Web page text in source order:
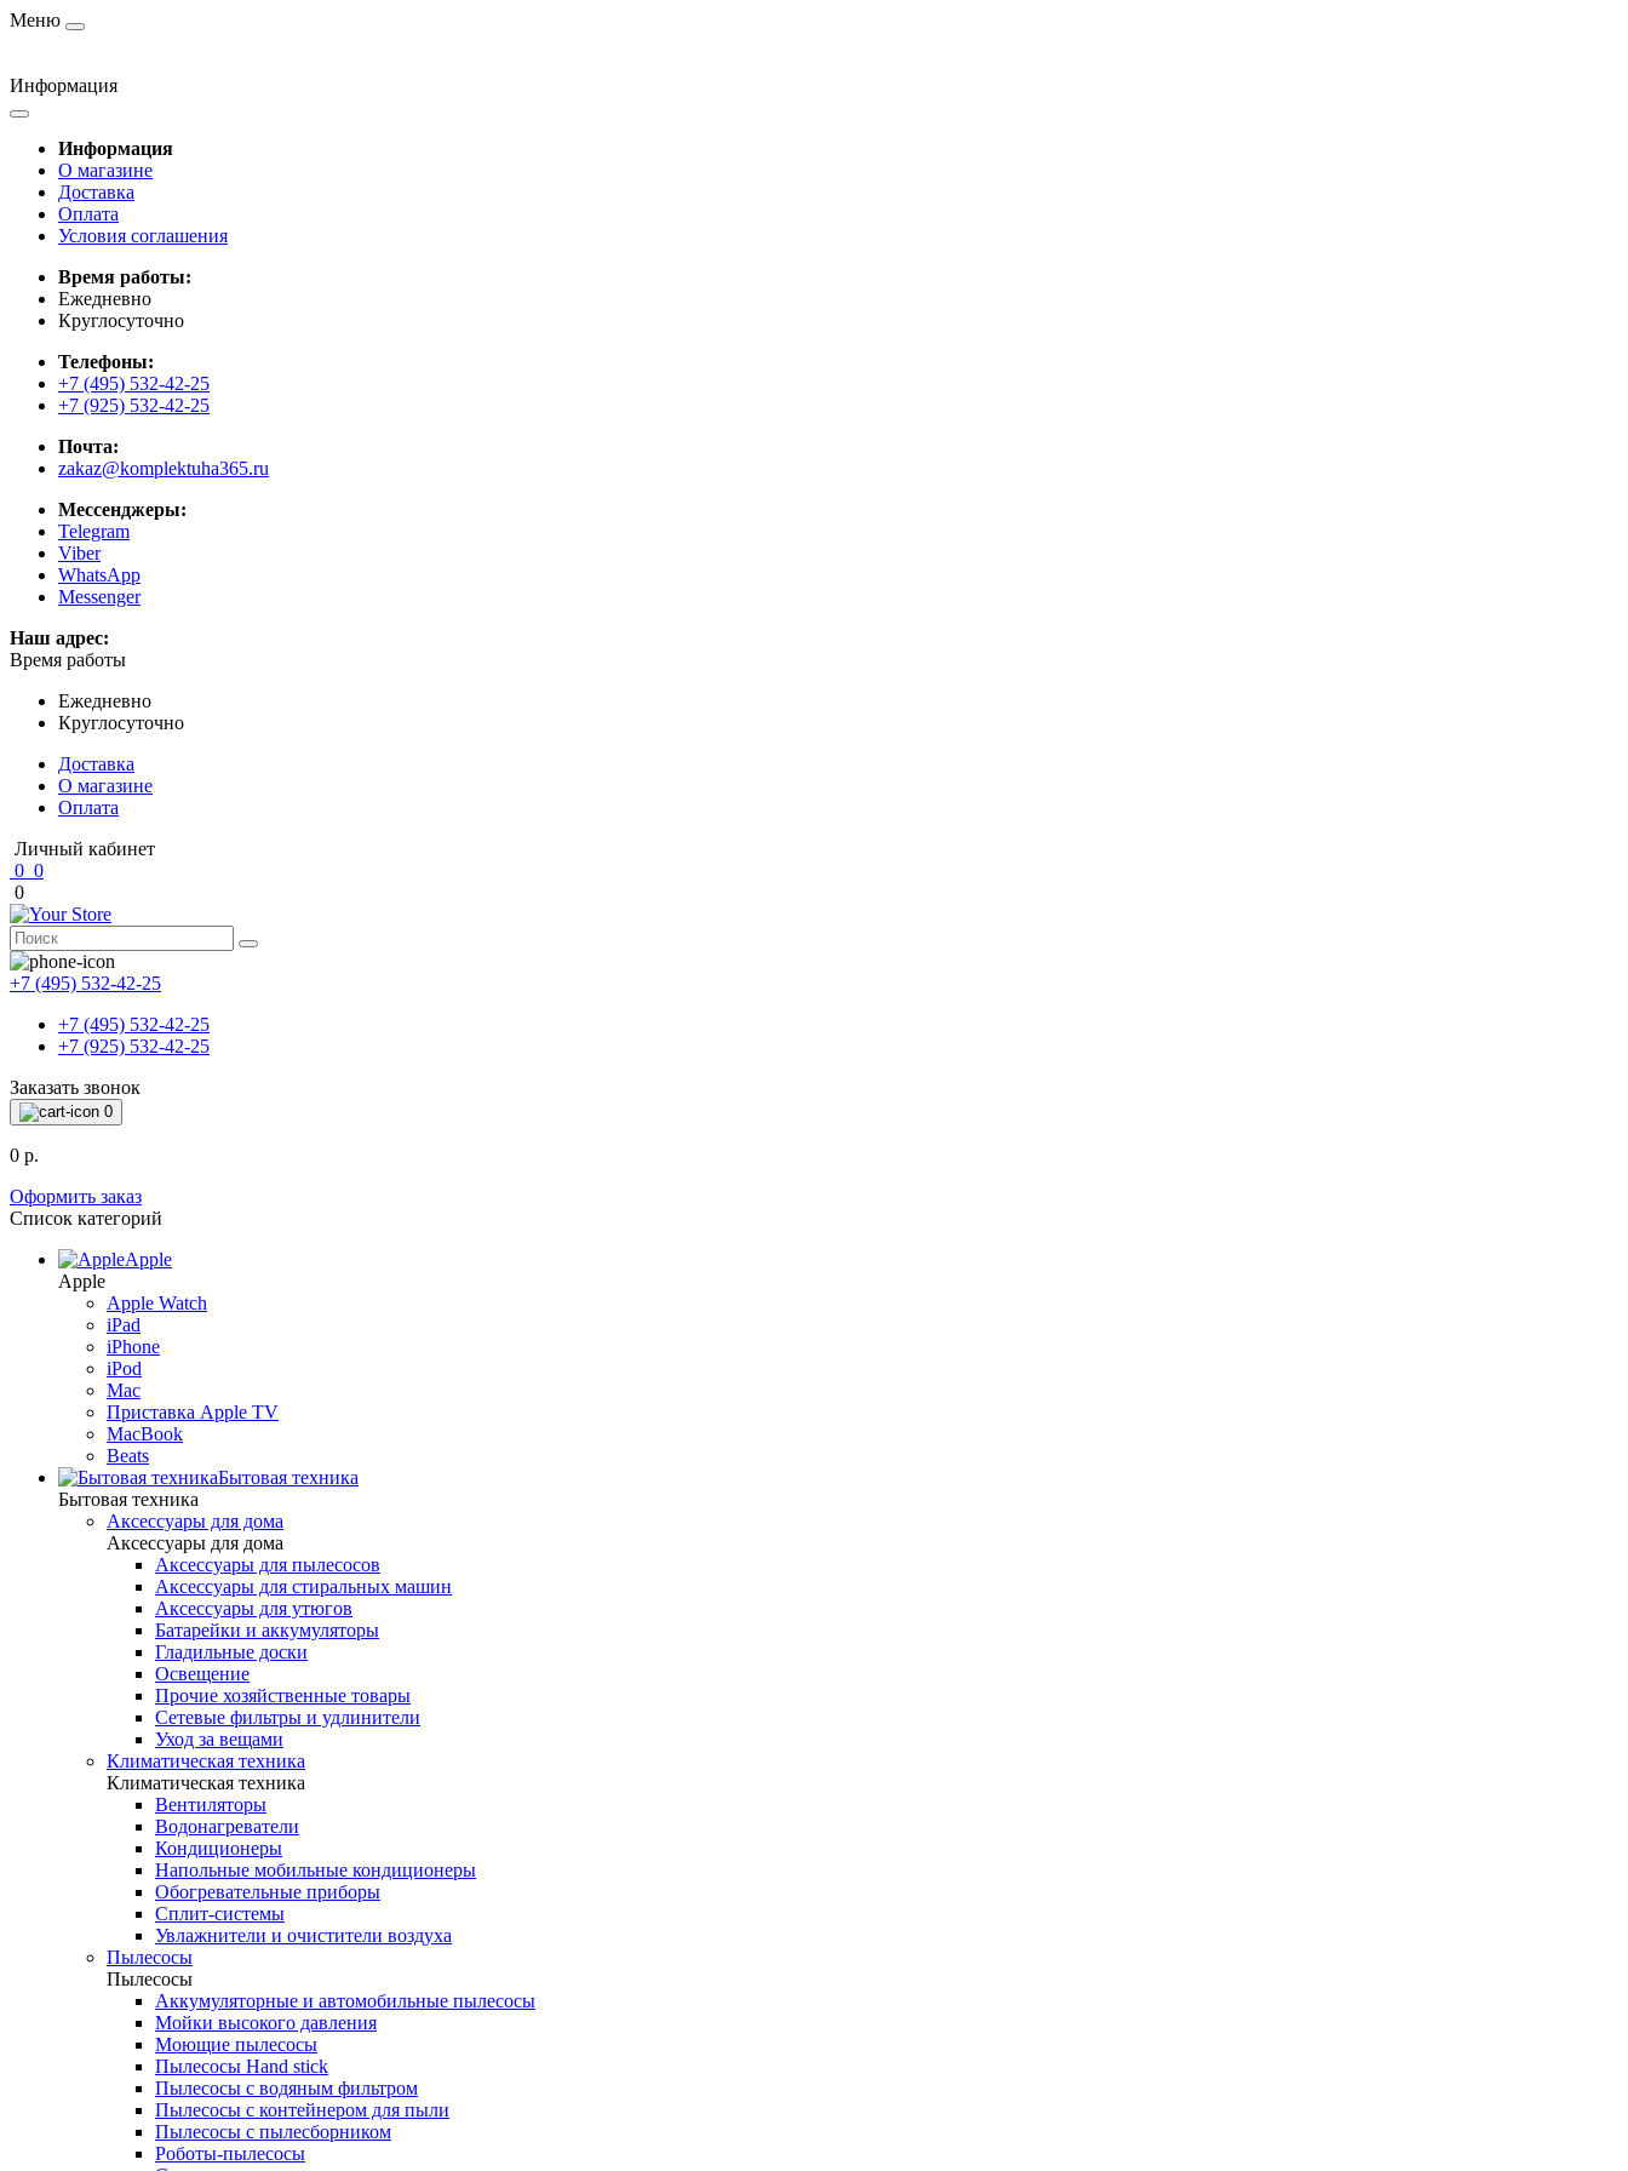
Меню
Информация
Информация
О магазине
Доставка
Оплата
Условия соглашения
Время работы:
Ежедневно
Круглосуточно
Телефоны:
+7 (495) 532-42-25
+7 (925) 532-42-25
Почта:
zakaz@komplektuha365.ru
Мессенджеры:
Telegram
Viber
WhatsApp
Messenger
Наш адрес:
Время работы
Ежедневно
Круглосуточно
Доставка
О магазине
Оплата
Личный кабинет
0 0
0
+7 (495) 532-42-25
+7 (495) 532-42-25
+7 (925) 532-42-25
Заказать звонок
0
0 р.
Оформить заказ
Список категорий
Apple
Apple
Apple Watch
iPad
iPhone
iPod
Mac
Приставка Apple TV
MacBook
Beats
Бытовая техника
Бытовая техника
Аксессуары для дома
Аксессуары для дома
Аксессуары для пылесосов
Аксессуары для стиральных машин
Аксессуары для утюгов
Батарейки и аккумуляторы
Гладильные доски
Освещение
Прочие хозяйственные товары
Сетевые фильтры и удлинители
Уход за вещами
Климатическая техника
Климатическая техника
Вентиляторы
Водонагреватели
Кондиционеры
Напольные мобильные кондиционеры
Обогревательные приборы
Сплит-системы
Увлажнители и очистители воздуха
Пылесосы
Пылесосы
Аккумуляторные и автомобильные пылесосы
Мойки высокого давления
Моющие пылесосы
Пылесосы Hand stick
Пылесосы с водяным фильтром
Пылесосы с контейнером для пыли
Пылесосы с пылесборником
Роботы-пылесосы